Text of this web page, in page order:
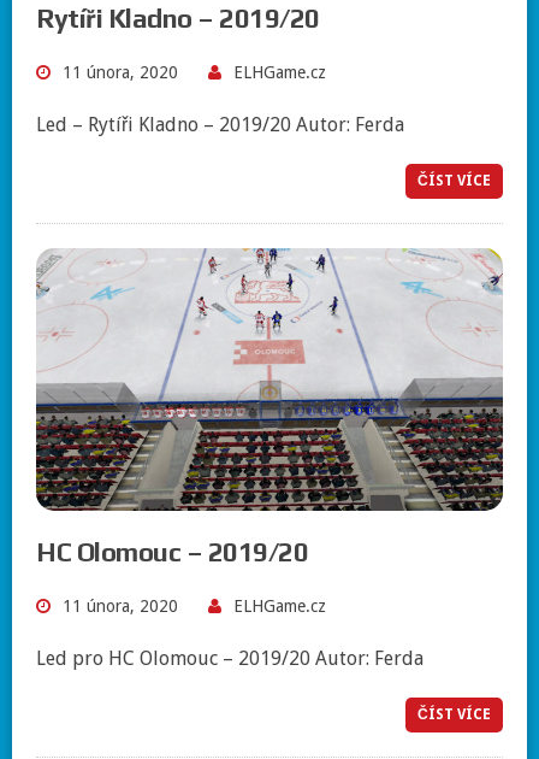
Rytíři Kladno – 2019/20
11 února, 2020 ELHGame.cz
Led – Rytíři Kladno – 2019/20 Autor: Ferda
ČÍST VÍCE
HC Olomouc – 2019/20
11 února, 2020 ELHGame.cz
Led pro HC Olomouc – 2019/20 Autor: Ferda
ČÍST VÍCE